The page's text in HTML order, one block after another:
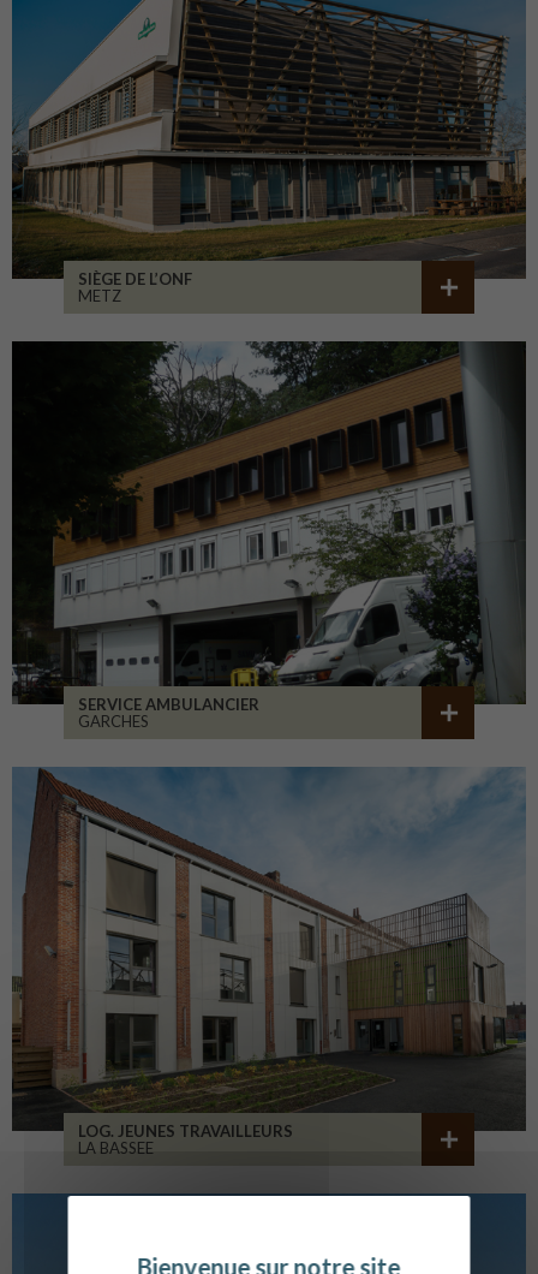
SIÈGE DE L’ONF
METZ
SERVICE AMBULANCIER
GARCHES
LOG. JEUNES TRAVAILLEURS
LA BASSEE